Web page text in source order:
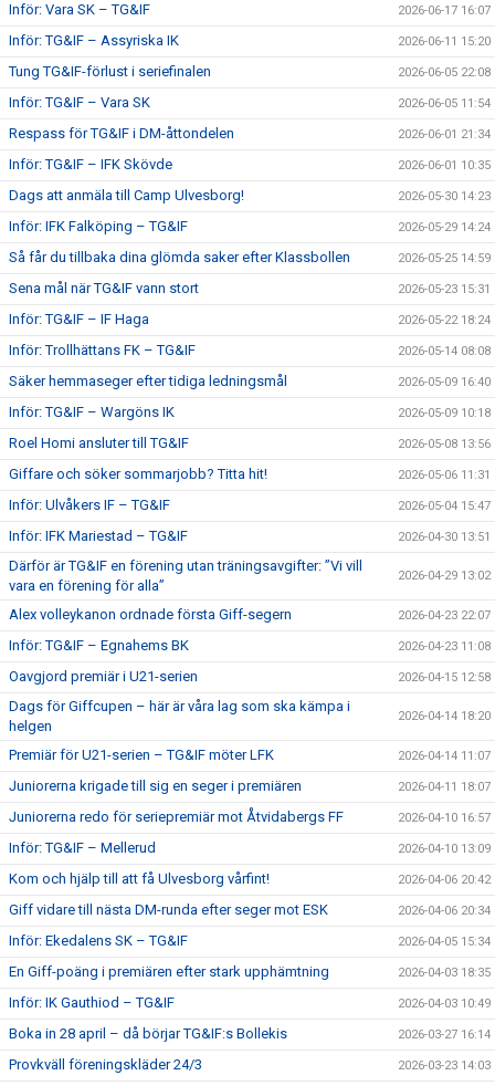
Inför: Vara SK – TG&IF 2026-06-17 16:07
Inför: TG&IF – Assyriska IK 2026-06-11 15:20
Tung TG&IF-förlust i seriefinalen 2026-06-05 22:08
Inför: TG&IF – Vara SK 2026-06-05 11:54
Respass för TG&IF i DM-åttondelen 2026-06-01 21:34
Inför: TG&IF – IFK Skövde 2026-06-01 10:35
Dags att anmäla till Camp Ulvesborg! 2026-05-30 14:23
Inför: IFK Falköping – TG&IF 2026-05-29 14:24
Så får du tillbaka dina glömda saker efter Klassbollen 2026-05-25 14:59
Sena mål när TG&IF vann stort 2026-05-23 15:31
Inför: TG&IF – IF Haga 2026-05-22 18:24
Inför: Trollhättans FK – TG&IF 2026-05-14 08:08
Säker hemmaseger efter tidiga ledningsmål 2026-05-09 16:40
Inför: TG&IF – Wargöns IK 2026-05-09 10:18
Roel Homi ansluter till TG&IF 2026-05-08 13:56
Giffare och söker sommarjobb? Titta hit! 2026-05-06 11:31
Inför: Ulvåkers IF – TG&IF 2026-05-04 15:47
Inför: IFK Mariestad – TG&IF 2026-04-30 13:51
Därför är TG&IF en förening utan träningsavgifter: ”Vi vill
vara en förening för alla”
2026-04-29 13:02
Alex volleykanon ordnade första Giff-segern 2026-04-23 22:07
Inför: TG&IF – Egnahems BK 2026-04-23 11:08
Oavgjord premiär i U21-serien 2026-04-15 12:58
Dags för Giffcupen – här är våra lag som ska kämpa i
helgen
2026-04-14 18:20
Premiär för U21-serien – TG&IF möter LFK 2026-04-14 11:07
Juniorerna krigade till sig en seger i premiären 2026-04-11 18:07
Juniorerna redo för seriepremiär mot Åtvidabergs FF 2026-04-10 16:57
Inför: TG&IF – Mellerud 2026-04-10 13:09
Kom och hjälp till att få Ulvesborg vårfint! 2026-04-06 20:42
Giff vidare till nästa DM-runda efter seger mot ESK 2026-04-06 20:34
Inför: Ekedalens SK – TG&IF 2026-04-05 15:34
En Giff-poäng i premiären efter stark upphämtning 2026-04-03 18:35
Inför: IK Gauthiod – TG&IF 2026-04-03 10:49
Boka in 28 april – då börjar TG&IF:s Bollekis 2026-03-27 16:14
Provkväll föreningskläder 24/3 2026-03-23 14:03